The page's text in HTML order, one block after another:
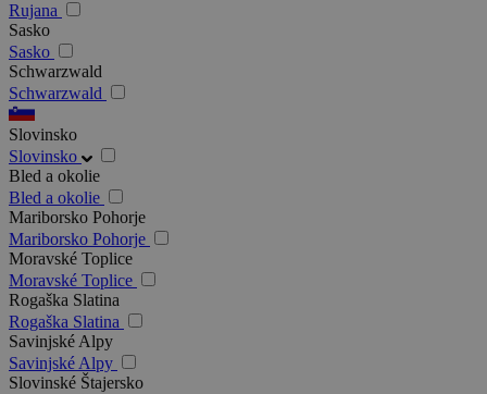
Rujana
Sasko
Sasko
Schwarzwald
Schwarzwald
Slovinsko
Slovinsko
Bled a okolie
Bled a okolie
Mariborsko Pohorje
Mariborsko Pohorje
Moravské Toplice
Moravské Toplice
Rogaška Slatina
Rogaška Slatina
Savinjské Alpy
Savinjské Alpy
Slovinské Štajersko